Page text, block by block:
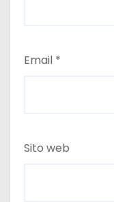
Email *
Sito web